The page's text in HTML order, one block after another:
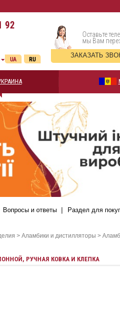
92
Оставьте
мы Вам
ЗАКАЗАТЬ
RU
UA
Вопросы и ответы Раздел для
> Аламбики и дистилляторы >
РУЧНАЯ КОВКА И КЛЕПКА